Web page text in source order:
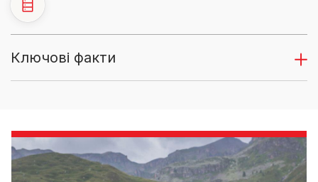
Ключові факти